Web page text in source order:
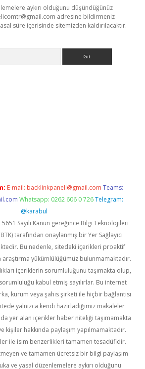
aykırı olduğunu düşündüğünüz
adresine bildirmeniz
süre içerisinde sitemizden kaldırılacaktır.
E-mail: backlinkpaneli@gmail.com Teams:
Whatsapp: 0262 606 0 726 Telegram:
@karabul
5651 Sayılı Kanun gereğince Bilgi Teknolojileri
tarafından onaylanmış bir Yer Sağlayıcı
Bu nedenle, sitedeki içerikleri proaktif
yükümlülüğümüz bulunmamaktadır.
içeriklerin sorumluluğunu taşımakta olup,
kabul etmiş sayılırlar. Bu internet
kurum veya şahıs şirketi ile hiçbir bağlantısı
yalnızca kendi hazırladığımız makaleler
yer alan içerikler haber niteliği taşımamakta
kişiler hakkında paylaşım yapılmamaktadır.
ile isim benzerlikleri tamamen tesadüfidir.
ve tamamen ücretsiz bir bilgi paylaşım
ve yasal düzenlemelere aykırı olduğunu